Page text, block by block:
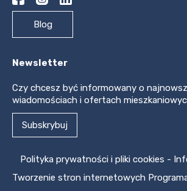
Blog
Newsletter
Czy chcesz być informowany o
wiadomościach i ofertach
Subskrybuj
Polityka prywatności i pliki cookies -
Tworzenie stron internetowych